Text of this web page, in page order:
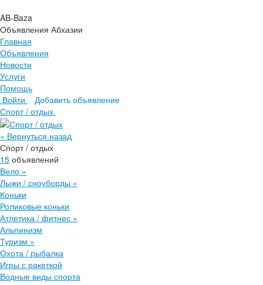
AB-Baza
Объявления Абхазии
Главная
Объявления
Новости
Услуги
Помощь
Войти
Добавить объявление
Главная
Объявления
Новости
Услуги
Помощь
Спорт / отдых
« Вернуться назад
Спорт / отдых
15 объявлений
Вело »
Лыжи / сноуборды »
Коньки
Роликовые коньки
Атлетика / фитнес »
Альпинизм
Туризм »
Охота / рыбалка
Игры с ракеткой
Водные виды спорта